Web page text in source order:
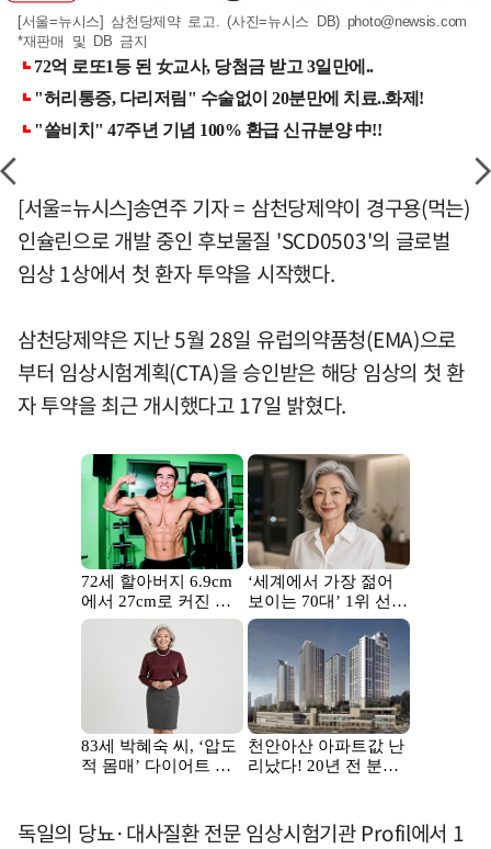
[서울=뉴시스] 삼천당제약 로고. (사진=뉴시스 DB) photo@newsis.com
*재판매 및 DB 금지
[서울=뉴시스]송연주 기자 = 삼천당제약이 경구용(먹는)
인슐린으로 개발 중인 후보물질 'SCD0503'의 글로벌
임상 1상에서 첫 환자 투약을 시작했다.
삼천당제약은 지난 5월 28일 유럽의약품청(EMA)으로
부터 임상시험계획(CTA)을 승인받은 해당 임상의 첫 환
자 투약을 최근 개시했다고 17일 밝혔다.
독일의 당뇨·대사질환 전문 임상시험기관 Profil에서 1